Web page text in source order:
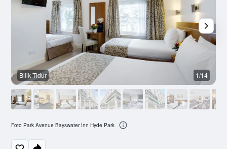
Bilik Tidur 1/14
Foto Park Avenue Bayswater Inn Hyde Park